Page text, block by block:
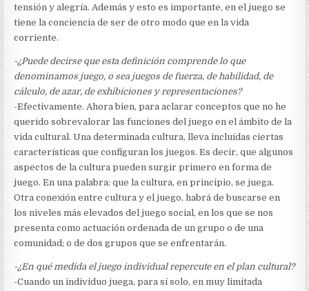
tensión y alegría. Además y esto es importante, en el juego se
tiene la conciencia de ser de otro modo que en la vida
corriente.
-¿Puede decirse que esta definición comprende lo que
denominamos juego, o sea juegos de fuerza, de habilidad, de
cálculo, de azar, de exhibiciones y representaciones?
-Efectivamente. Ahora bien, para aclarar conceptos que no he
querido sobrevalorar las funciones del juego en el ámbito de la
vida cultural. Una determinada cultura, lleva incluídas ciertas
características que configuran los juegos. Es decir, que algunos
aspectos de la cultura pueden surgir primero en forma de
juego. En una palabra: que la cultura, en principio, se juega.
Otra conexión entre cultura y el juego, habrá de buscarse en
los niveles más elevados del juego social, en los que se nos
presenta como actuación ordenada de un grupo o de una
comunidad; o de dos grupos que se enfrentarán.
-¿En qué medida el juego individual repercute en el plan cultural?
-Cuando un individuo juega, para sí solo, en muy limitada